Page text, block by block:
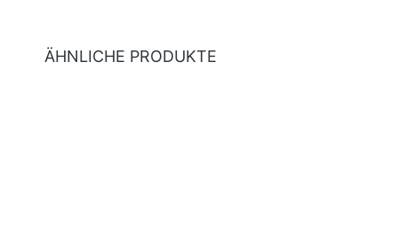
ÄHNLICHE PRODUKTE